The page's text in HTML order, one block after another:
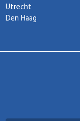
Utrecht
Den Haag